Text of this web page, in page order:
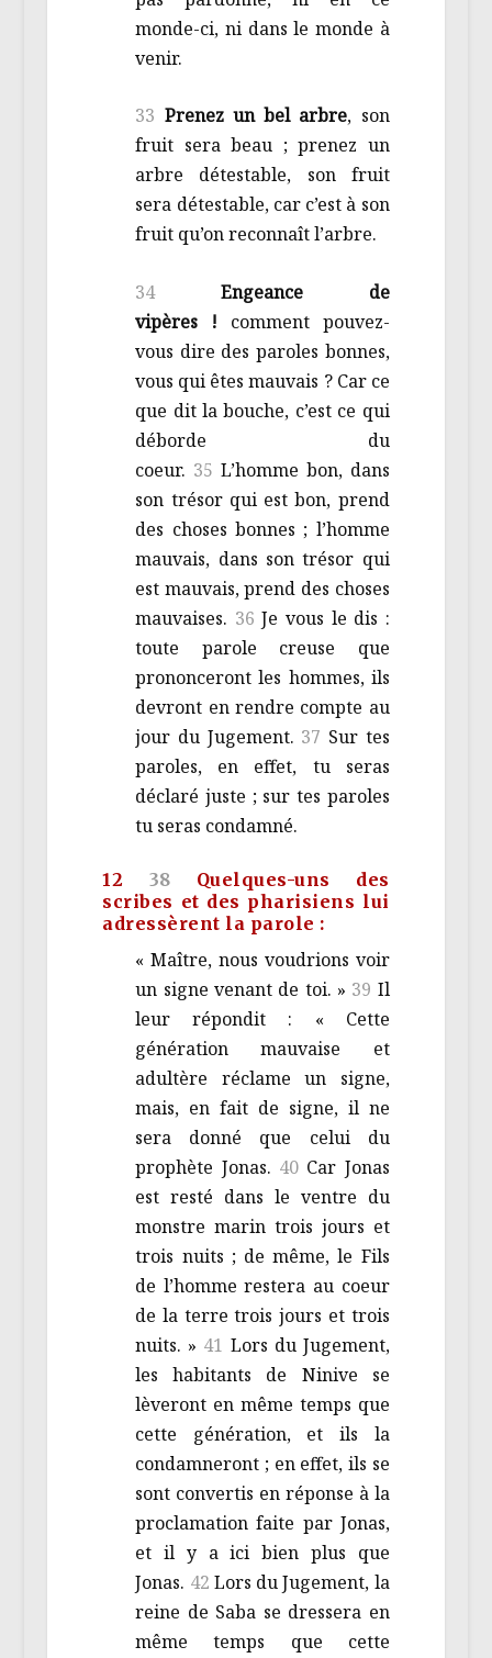
monde-ci, ni dans le monde à
venir.
33 Prenez un bel arbre, son
fruit sera beau ; prenez un
arbre détestable, son fruit
sera détestable, car c’est à son
fruit qu’on reconnaît l’arbre.
34 Engeance de
vipères ! comment pouvez-
vous dire des paroles bonnes,
vous qui êtes mauvais ? Car ce
que dit la bouche, c’est ce qui
déborde du
coeur. 35L’homme bon, dans
son trésor qui est bon, prend
des choses bonnes ; l’homme
mauvais, dans son trésor qui
est mauvais, prend des choses
mauvaises. 36Je vous le dis :
toute parole creuse que
prononceront les hommes, ils
devront en rendre compte au
jour du Jugement. 37 Sur tes
paroles, en effet, tu seras
déclaré juste ; sur tes paroles
tu seras condamné.
12 38 Quelques-uns des
scribes et des pharisiens lui
adressèrent la parole :
« Maître, nous voudrions voir
un signe venant de toi. » 39 Il
leur répondit : « Cette
génération mauvaise et
adultère réclame un signe,
mais, en fait de signe, il ne
sera donné que celui du
prophète Jonas. 40 Car Jonas
est resté dans le ventre du
monstre marin trois jours et
trois nuits ; de même, le Fils
de l’homme restera au coeur
de la terre trois jours et trois
nuits. » 41 Lors du Jugement,
les habitants de Ninive se
lèveront en même temps que
cette génération, et ils la
condamneront ; en effet, ils se
sont convertis en réponse à la
proclamation faite par Jonas,
et il y a ici bien plus que
Jonas. 42 Lors du Jugement, la
reine de Saba se dressera en
même temps que cette